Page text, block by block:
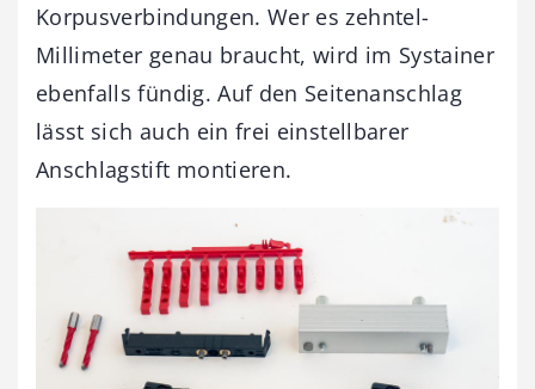
Korpusverbindungen. Wer es zehntel-
Millimeter genau braucht, wird im Systainer
ebenfalls fündig. Auf den Seitenanschlag
lässt sich auch ein frei einstellbarer
Anschlagstift montieren.